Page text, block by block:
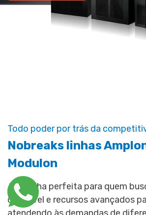
Todo poder por trás da
Nobreaks linhas
Modulon
A escolha perfeita para quem
confiável e recursos avançados